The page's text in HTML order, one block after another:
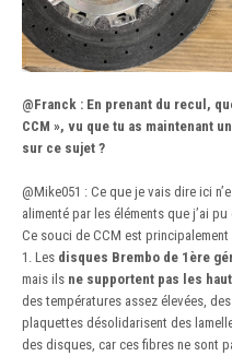
@Franck : En prenant du recul,
CCM », vu que tu as maintenant
sur ce sujet ?
@Mike051 : Ce que je vais dire ici
alimenté par les éléments que j’ai
Ce souci de CCM est principalement
1. Les disques Brembo de 1ère
mais ils ne supportent pas les
des températures assez élevées,
plaquettes désolidarisent des
des disques, car ces fibres ne sont